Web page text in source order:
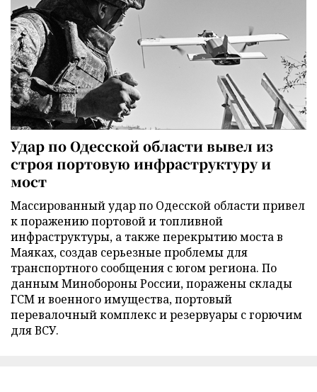
Удар по Одесской области вывел из
строя портовую инфраструктуру и
мост
Массированный удар по Одесской области привел
к поражению портовой и топливной
инфраструктуры, а также перекрытию моста в
Маяках, создав серьезные проблемы для
транспортного сообщения с югом региона. По
данным Минобороны России, поражены склады
ГСМ и военного имущества, портовый
перевалочный комплекс и резервуары с горючим
для ВСУ.